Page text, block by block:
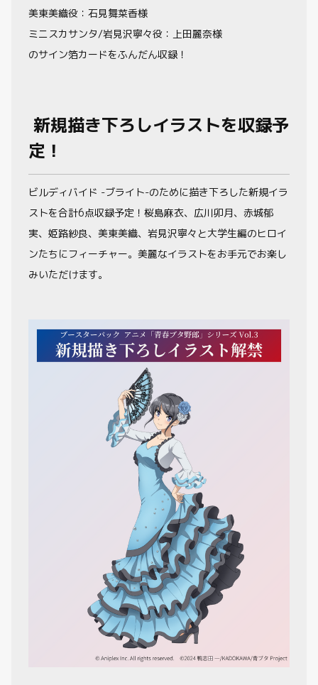
美東美織役：石見舞菜香様
ミニスカサンタ/岩見沢寧々役：上田麗奈様
のサイン箔カードをふんだん収録！
新規描き下ろしイラストを収録予
定！
ビルディバイド -ブライト-のために描き下ろした新規イラ
ストを合計6点収録予定！桜島麻衣、広川卯月、赤城郁
実、姫路紗良、美東美織、岩見沢寧々と大学生編のヒロイ
ンたちにフィーチャー。美麗なイラストをお手元でお楽し
みいただけます。